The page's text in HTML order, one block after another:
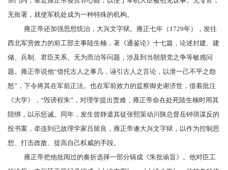
无衙署，就使军机处成为一种特殊的机构。
雍正帝还加强思想统治，大兴文字狱。雍正七年（1729年），发往
西北军营效力的前工部主事陆生楠 ，著《通鉴论》十七篇，论述封建、建
储、兵制、君臣关系、无为而治等问题，涉及到当朝 朋党之争等敏感问
题。雍正帝说他“借托古人之事几，诬引古人之言论，以泄一己不平之怨
怒”，下令将其在军前正法。也在军前效力的监察御史谢济世，借着批注
《大学》，“毁谤程朱”，对理学提出责难，雍正帝命在处死陆生楠时用其
陪绑，以示惩诫。同年，发生曾静遣其徒张熙策动 川陕总督岳钟琪谋反的
投书案，牵连到已故理学家吕留良 ，雍正帝遂大兴文字狱 ，以作为控制思
想、打击政敌、提高自己权威的手段。
雍正帝把他批阅过的奏折选择一部分辑成《朱批谕旨》。他对臣工